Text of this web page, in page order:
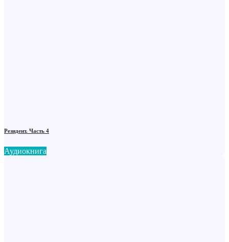
Резидент. Часть 4
Аудиокнига